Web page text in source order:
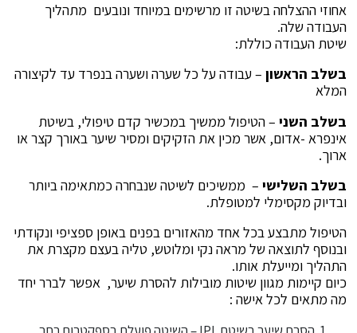
אחוזי ההצלחה בשיטה זו מרשימים במיוחד ונובעים מתהליך
העבודה שלה.
שיטת העבודה כוללת:
בשלב הראשון– עבודה על כל שערה ושערה בנפרד עד לקיצורה
המלא
בשלב השני– הטיפול ממשיך במכשיר קדם טיפולי, בשיטת
אינפרא -אדום, אשר מכין את הזקיקים ומסיר שיער באורך קצר או
ארוך.
בשלב השלישי– ממשיכים לשיטה שנבחרה כמתאימה ביותר
ובדיוק מקסימלי למטופלת.
הטיפול מתבצע בכל אחד מהאזורים בפנים באופן ספציפי ונקודתי
ובנוסף לתוצאה של מראה נקי ומלוטש, טליה בעצם מקצרת את
התהליך ומייעלת אותו.
כיום קיימות מגוון שיטות מובילות להסרת שיער, אפשר לברר יחד
מה מתאים לכל אישה :